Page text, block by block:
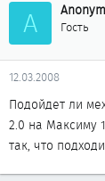
A Гость
12.03.2008
Подойдет ли
2.0 на Максиму
так, что